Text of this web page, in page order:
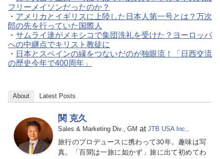
フリーメイソンだったのか？
・ アメリカとイギリスに上陸した日本人第一号とは？万次
郎の先を行っていた国際人
・ サムライ達がメキシコで集団洗礼を受けた？ヨーロッパ
への中継点でキリスト教徒に
・ 日本とスペインの縁をつないだのが独眼流！「日西交流
の歴史今年で400周年」
About Latest Posts
関 克久
Sales & Marketing Div., GM at JTB USA Inc.,
旅行のプロデュースに携わって30年。趣味は写
真。「百聞は一旅に如かず」旅に出て初めてわ